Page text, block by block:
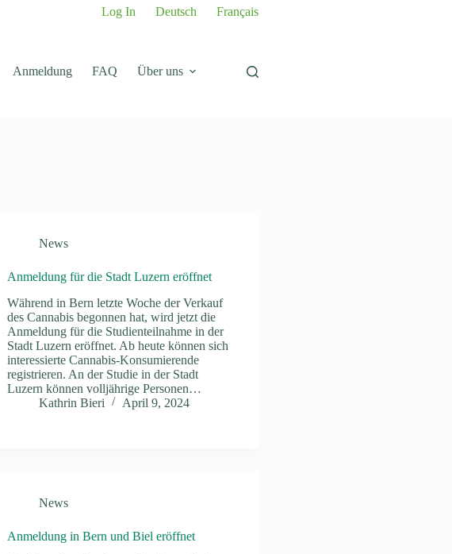
Log In Deutsch Français
Anmeldung FAQ Über uns
News
Anmeldung für die Stadt Luzern eröffnet
Während in Bern letzte Woche der Verkauf
des Cannabis begonnen hat, wird jetzt die
Anmeldung für die Studienteilnahme in der
Stadt Luzern eröffnet. Ab heute können sich
interessierte Cannabis-Konsumierende
registrieren. An der Studie in der Stadt
Luzern können volljährige Personen…
Kathrin Bieri
April 9, 2024
News
Anmeldung in Bern und Biel eröffnet